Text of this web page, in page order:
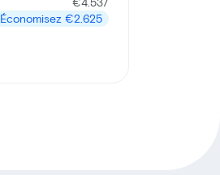
Économisez €2.625